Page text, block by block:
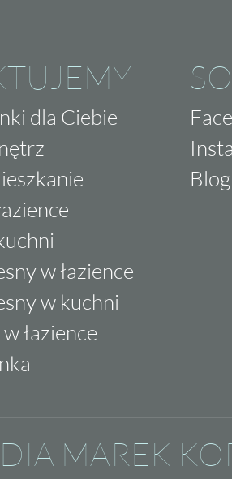
dla Ciebie
w łazience
w kuchni
łazience
Blog
MAREK